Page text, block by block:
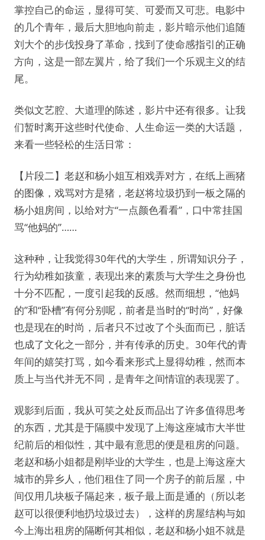
掌控自己的命运，显得可笑、可爱而又可悲。电影中
的几个青年，最后大胆地向前走，影片暗示他们追随
刘大个的步伐投身了革命，找到了使命感指引的正确
方向，这是一部左翼片，给了我们一个乐观主义的结
尾。
类似文艺腔、大道理的陈述，影片中还有很多。让我
们暂时离开这些时代使命、人生命运一类的大话题，
来看一些轻松的生活日常：
【片段二】老赵和杨小姐互相戏弄对方，在纸上画猪
的图像，戏骂对方是猪，老赵将垃圾扔到一板之隔的
杨小姐房间，以给对方“一点颜色看看”，口中常挂国
骂“他妈的”……
这种种，让我觉得30年代的大学生，所谓知识分子，
行为幼稚如孩童，表现出来的素质与大学生之身份也
十分不匹配，一度引起我的反感。然而细想，“他妈
的”和“卧槽”有何分别呢，前者是当时的“时尚”，好像
也是现在的时尚，后者只不过改了个头面而已，脏话
也成了文化之一部分，并有传承的历史。30年代的青
年间的嬉笑打骂，如今看来形式上显得幼稚，然而本
质上与当代并无不同，是青年之间情谊的表现罢了。
观影到后面，我从可笑之处反而品出了许多值得思考
的东西，尤其是于隔膜中发现了上海这座城市大半世
纪前后的相似性，其中最有意思的便是租房的问题。
老赵和杨小姐都是刚毕业的大学生，也是上海这座大
城市的异乡人，他们租住了同一个房子的前后屋，中
间仅用几块板子隔起来，板子最上面是通的（所以老
赵可以很便利地扔垃圾过去），这样的房屋结构与如
今上海出租房的隔断何其相似，老赵和杨小姐不就是